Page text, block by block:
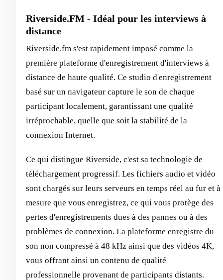
Riverside.FM - Idéal pour les interviews à
distance
Riverside.fm s'est rapidement imposé comme la
première plateforme d'enregistrement d'interviews à
distance de haute qualité. Ce studio d'enregistrement
basé sur un navigateur capture le son de chaque
participant localement, garantissant une qualité
irréprochable, quelle que soit la stabilité de la
connexion Internet.
Ce qui distingue Riverside, c'est sa technologie de
téléchargement progressif. Les fichiers audio et vidéo
sont chargés sur leurs serveurs en temps réel au fur et à
mesure que vous enregistrez, ce qui vous protège des
pertes d'enregistrements dues à des pannes ou à des
problèmes de connexion. La plateforme enregistre du
son non compressé à 48 kHz ainsi que des vidéos 4K,
vous offrant ainsi un contenu de qualité
professionnelle provenant de participants distants.